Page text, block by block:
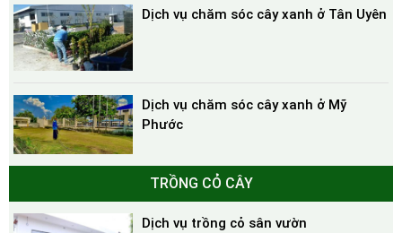
Dịch vụ chăm sóc cây xanh ở Tân Uyên
Dịch vụ chăm sóc cây xanh ở Mỹ
Phước
TRỒNG CỎ CÂY
Dịch vụ trồng cỏ sân vườn